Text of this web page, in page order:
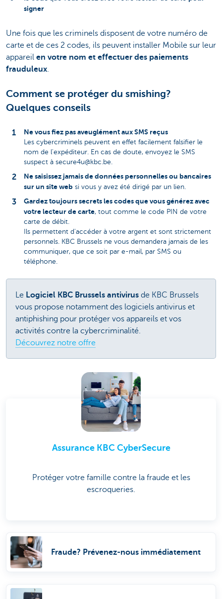
signer
Une fois que les criminels disposent de votre numéro de
carte et de ces 2 codes, ils peuvent installer Mobile sur leur
appareil en votre nom et effectuer des paiements
frauduleux.
Comment se protéger du smishing?
Quelques conseils
Ne vous fiez pas aveuglément aux SMS reçus
Les cybercriminels peuvent en effet facilement falsifier le
nom de l'expéditeur. En cas de doute, envoyez le SMS
suspect à secure4u@kbc.be.
Ne saisissez jamais de données personnelles ou bancaires
sur un site web si vous y avez été dirigé par un lien.
Gardez toujours secrets les codes que vous générez avec
votre lecteur de carte, tout comme le code PIN de votre
carte de débit.
Ils permettent d'accéder à votre argent et sont strictement
personnels. KBC Brussels ne vous demandera jamais de les
communiquer, que ce soit par e-mail, par SMS ou
téléphone.
Le Logiciel KBC Brussels antivirus de KBC Brussels
vous propose notamment des logiciels antivirus et
antiphishing pour protéger vos appareils et vos
activités contre la cybercriminalité.
Découvrez notre offre
Assurance KBC CyberSecure
Protéger votre famille contre la fraude et les
escroqueries.
Fraude? Prévenez-nous immédiatement